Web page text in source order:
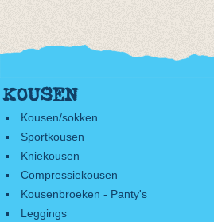
KOUSEN
Kousen/sokken
Sportkousen
Kniekousen
Compressiekousen
Kousenbroeken - Panty's
Leggings